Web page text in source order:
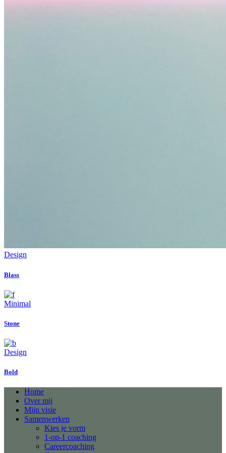
Design
Blass
Minimal
Stone
Design
Bold
Home
Over mij
Mijn visie
Samenwerken
Kies je vorm
1-op-1 coaching
Careercoaching